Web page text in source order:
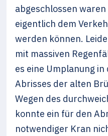
abgeschlossen
eigentlich dem
werden können.
mit massiven
es eine Umplanung
Abrisses der alten
Wegen des
konnte ein für den
notwendiger Kran